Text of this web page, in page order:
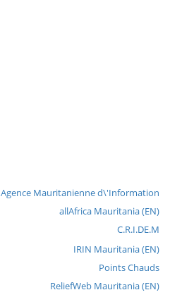
Agence Mauritanienne d\'Information - الوكالة الموريتانية للأنباء
allAfrica Mauritania (EN)
C.R.I.DE.M
IRIN Mauritania (EN)
Points Chauds
ReliefWeb Mauritania (EN)